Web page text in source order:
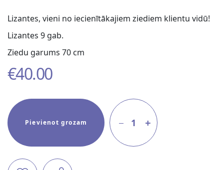
Lizantes, vieni no iecienītākajiem ziediem klientu vidū!
Lizantes 9 gab.
Ziedu garums 70 cm
€40.00
Pievienot grozam 1